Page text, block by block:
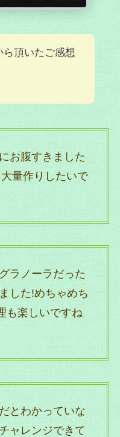
頂いたご感想
お腹すきました
大量作りしたいで
ラノーラだった
した!めちゃめち
も楽しいですね
とわかっていな
ャレンジできて